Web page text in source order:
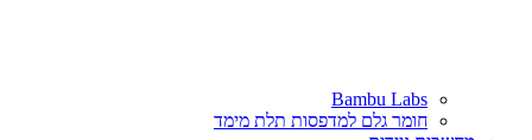
Bambu Labs
חומר גלם למדפסות תלת מימד